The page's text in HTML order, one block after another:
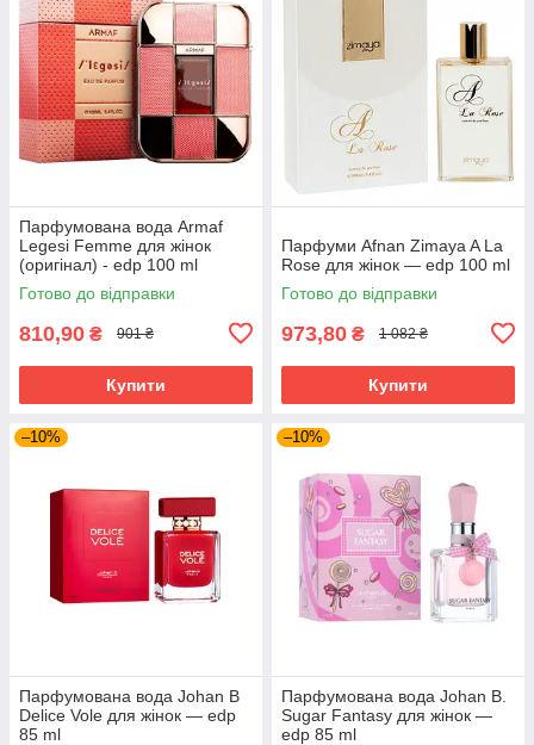
Парфумована вода Armaf
Legesi Femme для жінок
(оригінал) - edp 100 ml
Готово до відправки
810,90 ₴ 901 ₴
Купити
Парфуми Afnan Zimaya A La
Rose для жінок — edp 100 ml
Готово до відправки
973,80 ₴ 1 082 ₴
Купити
–10%
Парфумована вода Johan B
Delice Vole для жінок — edp
85 ml
–10%
Парфумована вода Johan B.
Sugar Fantasy для жінок —
edp 85 ml